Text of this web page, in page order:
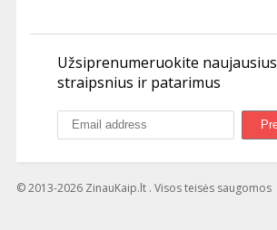
Užsiprenumeruokite naujausius
straipsnius ir patarimus
© 2013-2026 ZinauKaip.lt . Visos teisės saugomos